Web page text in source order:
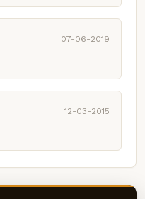
07-06-2019
12-03-2015